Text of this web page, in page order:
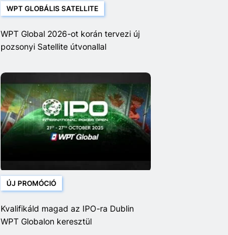
WPT GLOBÁLIS SATELLITE
WPT Global 2026-ot korán tervezi új
pozsonyi Satellite útvonallal
ÚJ PROMÓCIÓ
Kvalifikáld magad az IPO-ra Dublin
WPT Globalon keresztül